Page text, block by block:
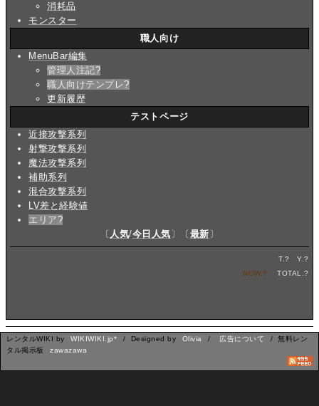
消耗品
モンスター
職人向け
MenuBar編集
管理人注記?
職人向けテンプレ?
更新履歴
テストページ
近接攻撃系列
射撃攻撃系列
魔法攻撃系列
補助系列
混合攻撃系列
LV差と経験値
エリア?
〔 人気/今日人気 〕〔 最新 〕
T.? Y.?
NOW.? TOTAL.?
レンタルWIKI by WIKIWIKI.jp* / Designed by Olivia / 広告について
/ 無料レン
タル掲示板
zawazawa